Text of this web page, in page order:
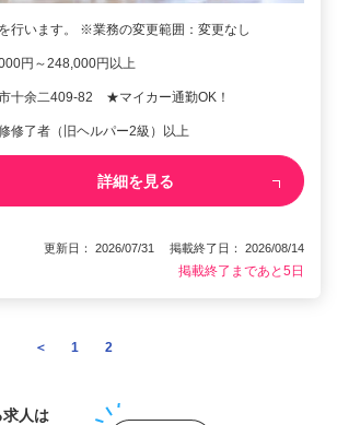
行います。 ※業務の変更範囲：変更なし
円～248,000円以上
十余二409-82 ★マイカー通勤OK！
修了者（旧ヘルパー2級）以上
詳細を見る
更新日： 2026/07/31 掲載終了日： 2026/08/14
掲載終了まであと5日
＜ 1 2
人は